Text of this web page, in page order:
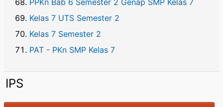
PPKn Bab 6 Semester 2 Genap SMP Kelas 7
Kelas 7 UTS Semester 2
Kelas 7 Semester 2
PAT - PKn SMP Kelas 7
IPS